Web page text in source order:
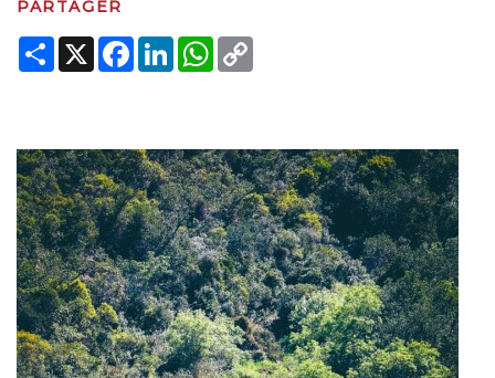
PARTAGER
Share
X Facebook
LinkedInWhatsApp